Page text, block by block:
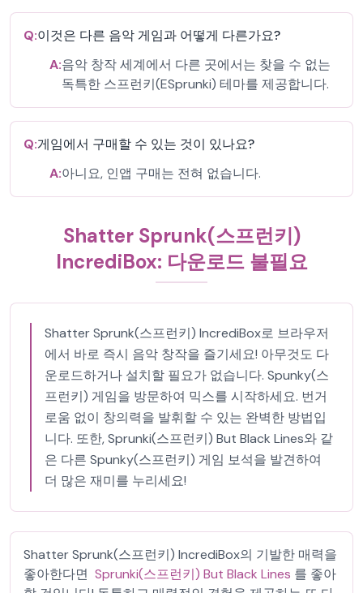
Q:이것은 다른 음악 게임과 어떻게 다른가요?
A:음악 창작 세계에서 다른 곳에서는 찾을 수 없는
독특한 스프런키(ESprunki) 테마를 제공합니다.
Q:게임에서 구매할 수 있는 것이 있나요?
A:아니요, 인앱 구매는 전혀 없습니다.
Shatter Sprunk(스프런키)
IncrediBox: 다운로드 불필요
Shatter Sprunk(스프런키) IncrediBox로 브라우저
에서 바로 즉시 음악 창작을 즐기세요! 아무것도 다
운로드하거나 설치할 필요가 없습니다. Spunky(스
프런키) 게임을 방문하여 믹스를 시작하세요. 번거
로움 없이 창의력을 발휘할 수 있는 완벽한 방법입
니다. 또한, Sprunki(스프런키) But Black Lines와 같
은 다른 Spunky(스프런키) 게임 보석을 발견하여
더 많은 재미를 누리세요!
Shatter Sprunk(스프런키) IncrediBox의 기발한 매력을
좋아한다면 Sprunki(스프런키) But Black Lines 를 좋아